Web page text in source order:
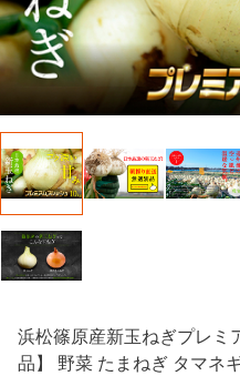
浜松篠原産新玉ねぎプレミ
品】 野菜 たまねぎ タマネ